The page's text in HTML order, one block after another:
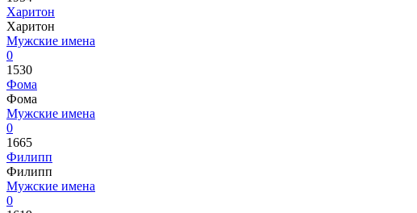
Харитон
Харитон
Мужские имена
0
1530
Фома
Фома
Мужские имена
0
1665
Филипп
Филипп
Мужские имена
0